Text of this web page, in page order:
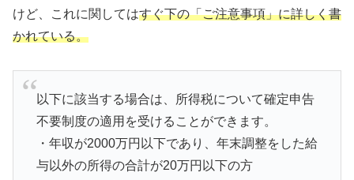
けど、これに関してはすぐ下の「ご注意事項」に詳しく書
かれている。
以下に該当する場合は、所得税について確定申告
不要制度の適用を受けることができます。
・年収が2000万円以下であり、年末調整をした給
与以外の所得の合計が20万円以下の方